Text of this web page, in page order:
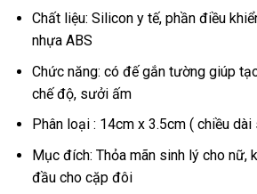
Chất liệu: Silicon y tế, phần điều
nhựa ABS
Chức năng: có đế gắn tường giúp
chế độ, sưởi ấm
Phân loại : 14cm x 3.5cm ( chiều
Mục đích: Thỏa mãn sinh lý cho nữ,
đầu cho cặp đôi